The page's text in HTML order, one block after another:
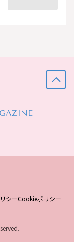
シーCookieポリシー